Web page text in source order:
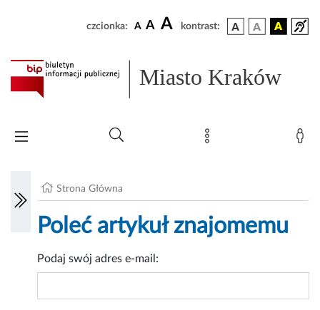
czcionka: A A A kontrast:
Miasto Kraków
Strona Główna
Poleć artykuł znajomemu
Podaj swój adres e-mail: